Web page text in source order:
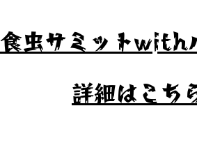
食虫サミットwith
詳細はこち